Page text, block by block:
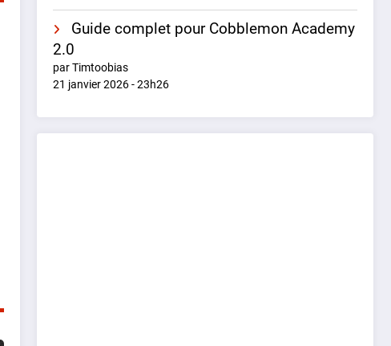
Guide complet pour Cobblemon Academy
2.0
par Timtoobias
21 janvier 2026 - 23h26